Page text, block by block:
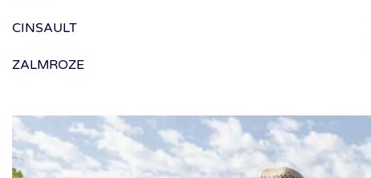
CINSAULT
ZALMROZE